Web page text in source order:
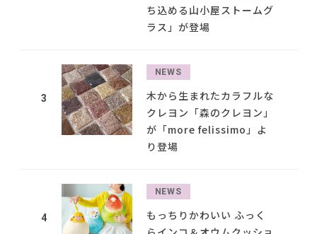
ち込める山小屋ストームグ
ラス」が登場
3
NEWS
木から生まれたカラフルな
クレヨン「森のクレヨン」
が「more felissimo」よ
り登場
4
NEWS
もっちりかわいい ふっく